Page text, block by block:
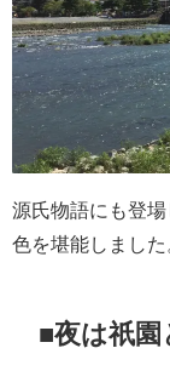
源氏物語にも登
色を堪能しました
■夜は祇園